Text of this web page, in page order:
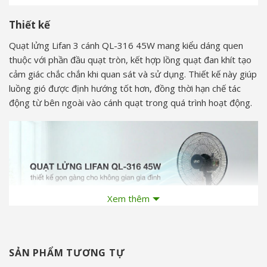
Thiết kế
Quạt lửng Lifan 3 cánh QL-316 45W mang kiểu dáng quen
thuộc với phần đầu quạt tròn, kết hợp lồng quạt đan khít tạo
cảm giác chắc chắn khi quan sát và sử dụng. Thiết kế này giúp
luồng gió được định hướng tốt hơn, đồng thời hạn chế tác
động từ bên ngoài vào cánh quạt trong quá trình hoạt động.
Xem thêm
SẢN PHẨM TƯƠNG TỰ